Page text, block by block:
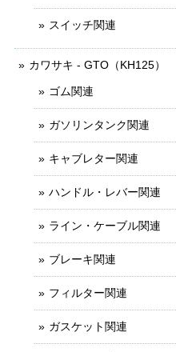
スイッチ関連
カワサキ - GTO（KH125）
ゴム関連
ガソリンタンク関連
キャブレター関連
ハンドル・レバー関連
ライン・ケーブル関連
ブレーキ関連
フィルター関連
ガスケット関連